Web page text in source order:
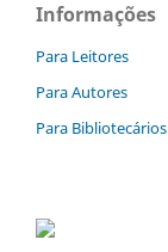
Informações
Para Leitores
Para Autores
Para Bibliotecários